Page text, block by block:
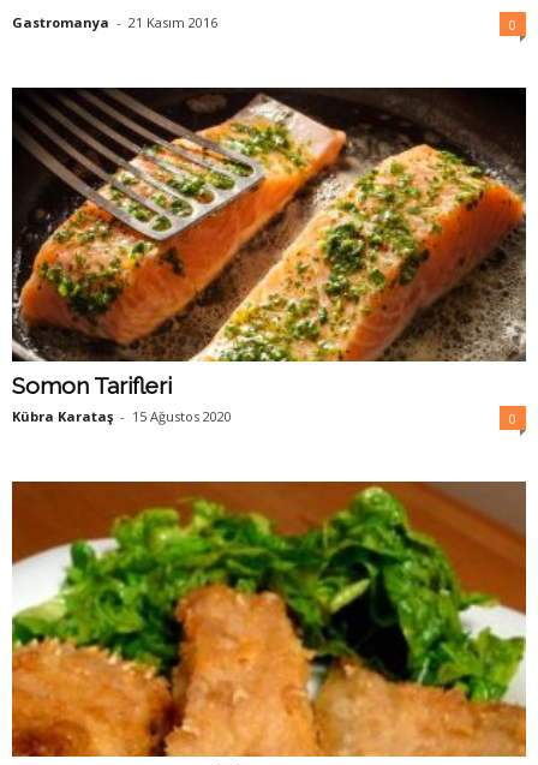
Gastromanya - 21 Kasım 2016 0
Somon Tarifleri
Kübra Karataş - 15 Ağustos 2020 0